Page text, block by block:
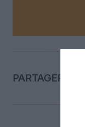
PARTAGER